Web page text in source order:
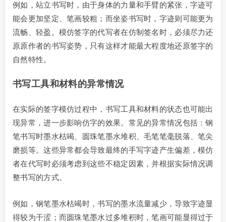
例如，站立书写时，由于身体的力量和手臂的紧张，字迹可
能会更加坚定、笔画较粗；而坐姿书写时，字迹则可能更为
流畅、轻盈。模仿签字的代写者在仿制签名时，必须尽力还
原原作者的书写姿势，只有这样才能最大程度地还原签字的
自然特性。
书写工具和材料的异常情况
在实际的签字模仿过程中，书写工具和材料的状态也可能出
现异常，进一步影响仿字的效果。常见的异常情况包括：钢
笔书写时墨水枯竭、圆珠笔墨水堆积、毛笔笔毫脱落、笔尖
磨损等。这些异常都会导致最终的手写字迹产生偏差，模仿
者在代写时必须考虑到这些不稳定因素，并根据实际情况调
整书写的方式。
例如，钢笔墨水枯竭时，书写的墨水流量减少，导致字迹显
得较为干涩；而圆珠笔墨水过多堆积时，笔画可能显得过于